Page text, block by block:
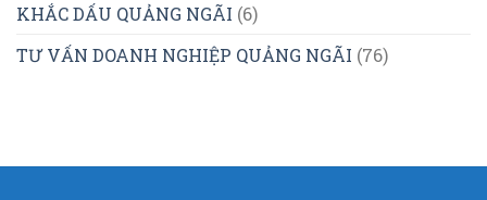
KHẮC DẤU QUẢNG NGÃI (6)
TƯ VẤN DOANH NGHIỆP QUẢNG NGÃI (76)